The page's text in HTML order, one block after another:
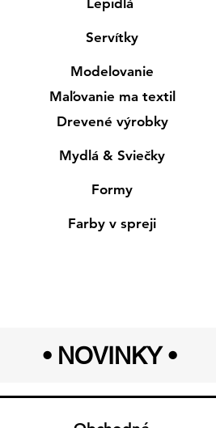
Lepidlá
Servítky
Modelovanie
Maľovanie ma textil
Drevené výrobky
Mydlá & Sviečky
Formy
Farby v spreji
• NOVINKY •